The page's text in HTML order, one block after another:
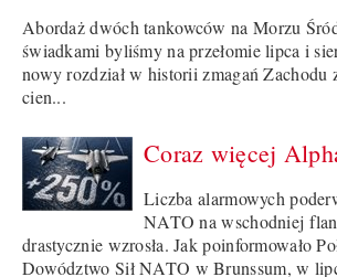
Abordaż dwóch tankowców na Morzu
świadkami byliśmy na przełomie lipca i
nowy rozdział w historii zmagań Zachodu
cien...
Coraz więcej
Liczba alarmowych
NATO na wschodniej
drastycznie wzrosła. Jak poinformowało
Dowództwo Sił NATO w Brunssum, w